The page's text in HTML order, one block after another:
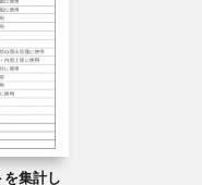
集計し